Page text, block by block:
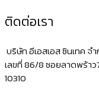
ติดต่อเรา
บริษัท อีเอสเอส ซินเทค จ
เลขที่ 86/8 ซอยลาดพร้าว
10310